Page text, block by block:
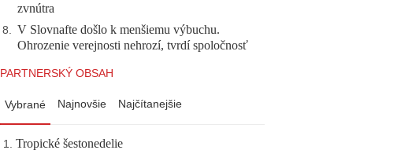
zvnútra
8. V Slovnafte došlo k menšiemu výbuchu.
Ohrozenie verejnosti nehrozí, tvrdí spoločnosť
PARTNERSKÝ OBSAH
Vybrané Najnovšie Najčítanejšie
Tropické šestonedelie